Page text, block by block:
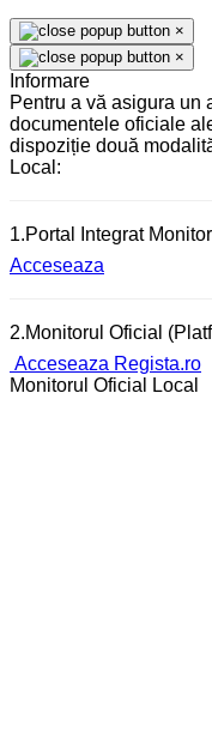
×
×
Informare
Pentru a vă asigura un
documentele oficiale
dispoziție două
Local:
1.Portal Integrat
Acceseaza
2.Monitorul Oficial
Acceseaza Regista.ro
Monitorul Oficial Local